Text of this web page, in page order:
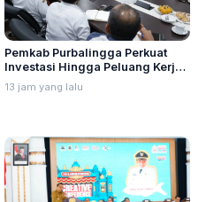
Pemkab Purbalingga Perkuat
Investasi Hingga Peluang Kerja
di Jepang
13 jam yang lalu